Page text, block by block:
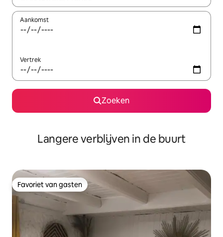
Aankomst
Vertrek
Zoeken
Langere verblijven in de buurt
Favoriet van gasten
Favoriet van gasten